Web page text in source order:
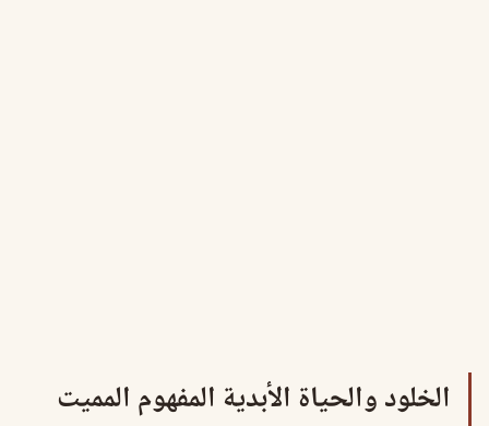
الخلود والحياة الأبدية المفهوم المميت